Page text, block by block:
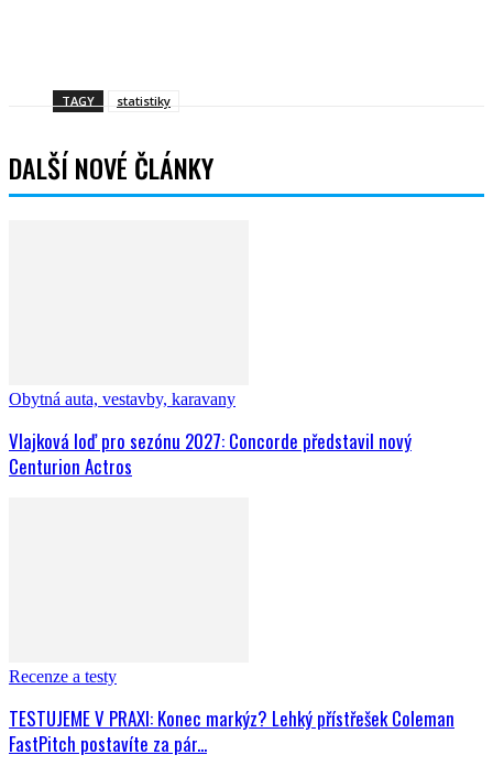
TAGY statistiky
DALŠÍ NOVÉ ČLÁNKY
Obytná auta, vestavby, karavany
Vlajková loď pro sezónu 2027: Concorde představil nový
Centurion Actros
Recenze a testy
TESTUJEME V PRAXI: Konec markýz? Lehký přístřešek Coleman
FastPitch postavíte za pár...